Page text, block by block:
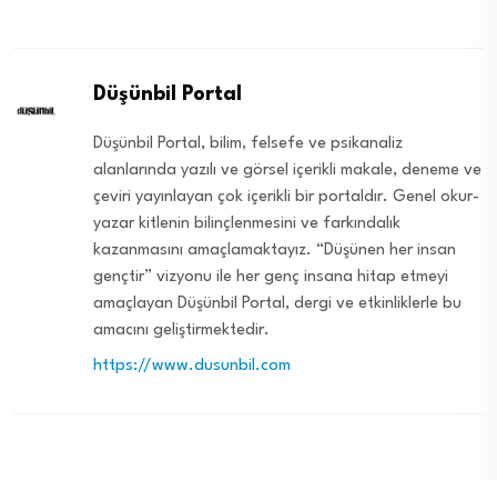
Düşünbil Portal
Düşünbil Portal, bilim, felsefe ve psikanaliz
alanlarında yazılı ve görsel içerikli makale, deneme ve
çeviri yayınlayan çok içerikli bir portaldır. Genel okur-
yazar kitlenin bilinçlenmesini ve farkındalık
kazanmasını amaçlamaktayız. “Düşünen her insan
gençtir” vizyonu ile her genç insana hitap etmeyi
amaçlayan Düşünbil Portal, dergi ve etkinliklerle bu
amacını geliştirmektedir.
https://www.dusunbil.com